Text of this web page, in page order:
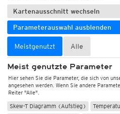
Kartenausschnitt wechseln
Parameterauswahl ausblenden
Meistgenutzt Alle
Meist genutzte Parameter
Hier sehen Sie die Parameter, die sich von
angesehen werden. Wenn Sie andere
Reiter "Alle".
Skew-T Diagramm (Aufstieg)